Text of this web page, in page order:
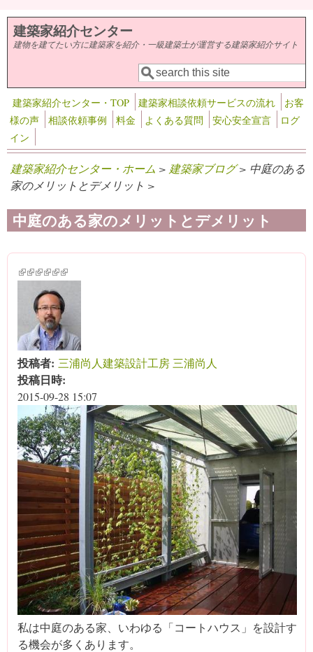
メインコンテンツに移動
建築家紹介センター
建物を建てたい方に建築家を紹介・一級建築士が運営する建築家紹介サイト
検索フォーム
検索
建築家紹介センター・TOP 建築家相談依頼サービスの流れ
お客
様の声
相談依頼事例 料金 よくある質問 安心安全宣言
ログ
イン
建築家紹介センター・ホーム > 建築家ブログ> 中庭のある
家のメリットとデメリット >
中庭のある家のメリットとデメリット
(link is external)
(link is external)
(link is external)
(link is external)
(link is external)
(link is external)
投稿者: 三浦尚人建築設計工房 三浦尚人
投稿日時:
2015-09-28 15:07
私は中庭のある家、いわゆる「コートハウス」を設計す
る機会が多くあります。